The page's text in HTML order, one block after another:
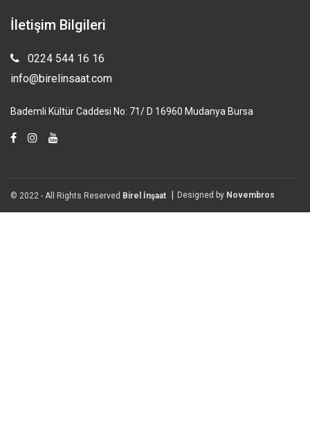
İletişim Bilgileri
0224 544 16 16
info@birelinsaat.com
Bademli Kültür Caddesi No: 71/ D 16960 Mudanya Bursa
© 2022 - All Rights Reserved Birel İnşaat Designed by Novembros